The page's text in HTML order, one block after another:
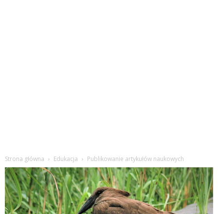
Strona główna Edukacja Publikowanie artykułów naukowych